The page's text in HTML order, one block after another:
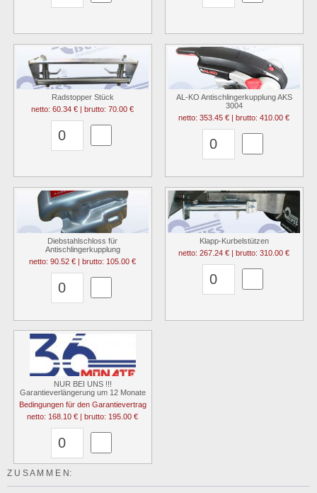
Radstopper Stück
netto: 60.34 € | brutto: 70.00 €
AL-KO Antischlingerkupplung AKS
3004
netto: 353.45 € | brutto: 410.00 €
Diebstahlschloss für
Antischlingerkupplung
netto: 90.52 € | brutto: 105.00 €
Klapp-Kurbelstützen
netto: 267.24 € | brutto: 310.00 €
NUR BEI UNS !!!
Garantieverlängerung um 12 Monate
Bedingungen für den Garantievertrag
netto: 168.10 € | brutto: 195.00 €
Z U S A M M E N: